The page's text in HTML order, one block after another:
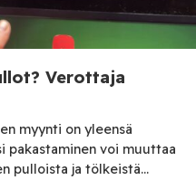
Verottaja
myynti on yleensä
pakastaminen voi muuttaa
pulloista ja tölkeistä